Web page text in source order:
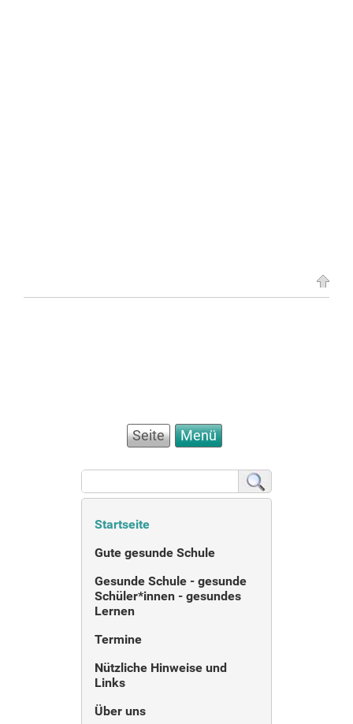
Seite Menü
Startseite
Gute gesunde Schule
Gesunde Schule - gesunde
Schüler*innen - gesundes
Lernen
Termine
Nützliche Hinweise und
Links
Über uns